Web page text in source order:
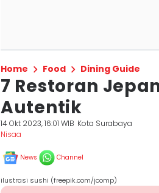
Home Food Dining Guide
7 Restoran
Autentik
14 Okt 2023, 16:01 WIB Kota Surabaya
Nisaa
News Channel
ilustrasi sushi (freepik.com/jcomp)